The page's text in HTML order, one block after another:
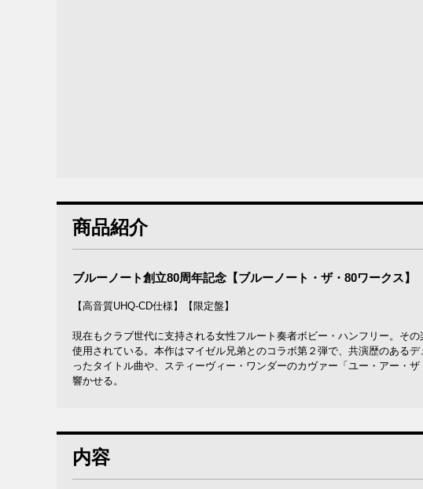
商品紹介
ブルーノート創立80周年記念【ブルーノート・ザ・80ワークス】
【高音質UHQ-CD仕様】【限定盤】
現在もクラブ世代に支持される女性フルート奏者ボビー・ハンフリー。そ
使用されている。本作はマイゼル兄弟とのコラボ第２弾で、共演歴のある
ったタイトル曲や、スティーヴィー・ワンダーのカヴァー「ユー・アー・
響かせる。
内容